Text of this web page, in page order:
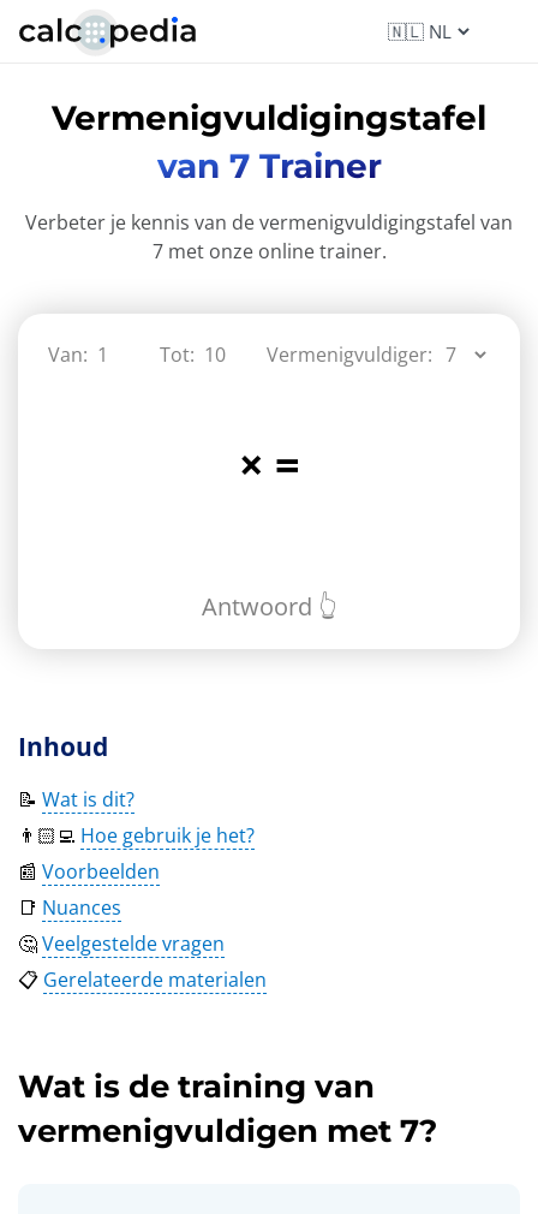
Vermenigvuldigingstafel
van 7 Trainer
Verbeter je kennis van de vermenigvuldigingstafel van
7 met onze online trainer.
Van: Tot: Vermenigvuldiger:
× =
Antwoord 👆
Inhoud
📝 Wat is dit?
👨🏻‍💻 Hoe gebruik je het?
📰 Voorbeelden
📑 Nuances
🤔Veelgestelde vragen
📋 Gerelateerde materialen
Wat is de training van
vermenigvuldigen met 7?